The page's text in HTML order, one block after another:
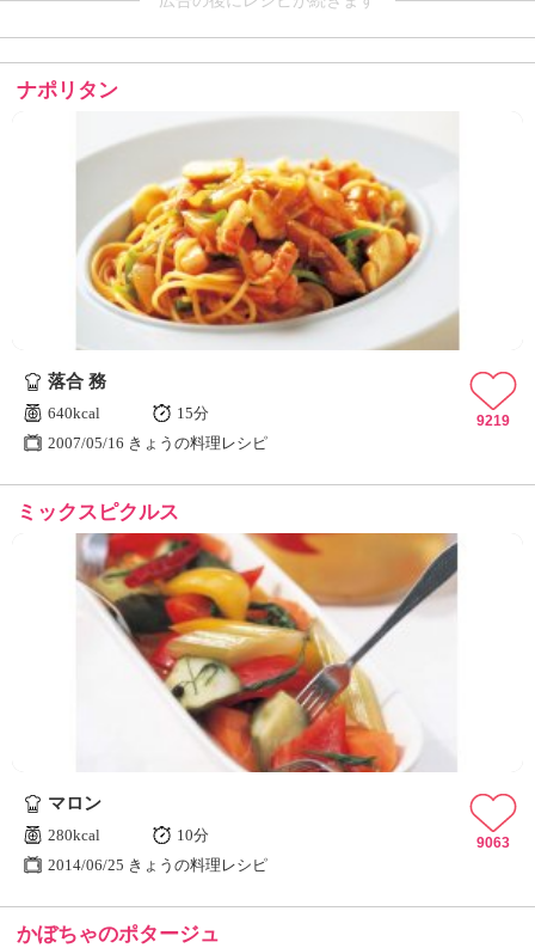
ナポリタン
落合 務
640kcal
15分
2007/05/16 きょうの料理レシピ
9219
ミックスピクルス
マロン
280kcal
10分
2014/06/25 きょうの料理レシピ
9063
かぼちゃのポタージュ